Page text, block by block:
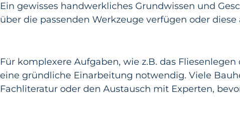
Ein gewisses handwerkliches Grundwissen und
über die passenden Werkzeuge verfügen oder
Für komplexere Aufgaben, wie z.B. das
eine gründliche Einarbeitung notwendig. Viele
Fachliteratur oder den Austausch mit Experten,